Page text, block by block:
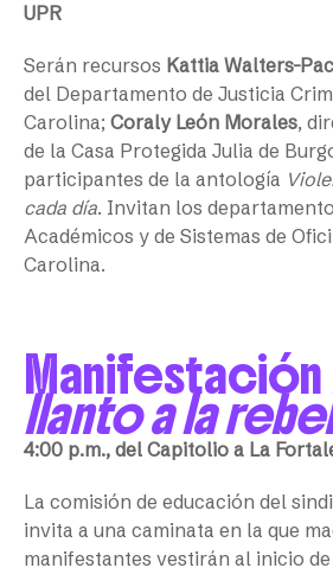
UPR
Serán recursos Kattia Walters-
del Departamento de Justicia
Carolina; Coraly León Morales,
de la Casa Protegida Julia de
participantes de la antología
cada día. Invitan los
Académicos y de Sistemas de
Carolina.
Manifestación
llanto a la
4:00 p.m., del Capitolio a La
La comisión de educación del
invita a una caminata en la que
manifestantes vestirán al inicio de